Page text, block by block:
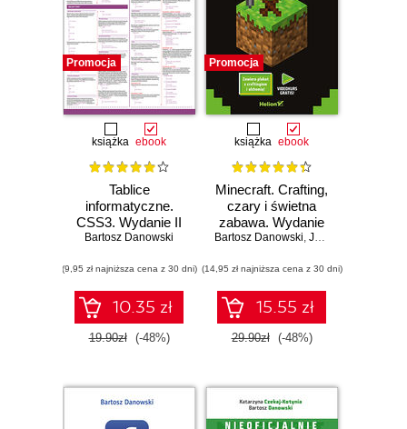
Promocja
książka ebook
Tablice
informatyczne.
CSS3. Wydanie II
Bartosz Danowski
(9,95 zł najniższa cena z 30 dni)
10.35 zł
19.90zł (-48%)
Promocja
książka ebook
Minecraft. Crafting,
czary i świetna
zabawa. Wydanie
II
Bartosz Danowski, Jakub Danowski
(14,95 zł najniższa cena z 30 dni)
15.55 zł
29.90zł (-48%)